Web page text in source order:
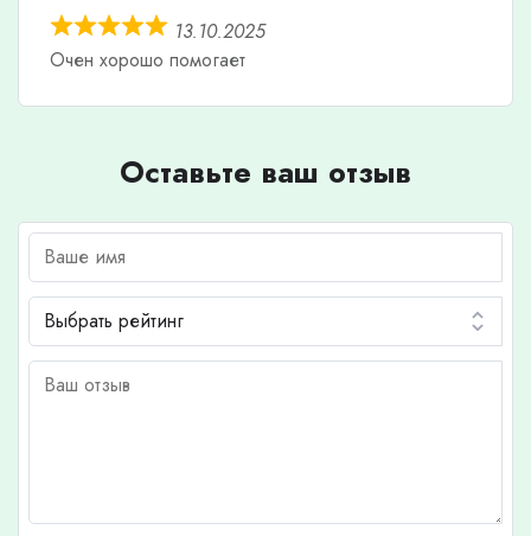
13.10.2025
Очен хорошо помогает
Оставьте ваш отзыв